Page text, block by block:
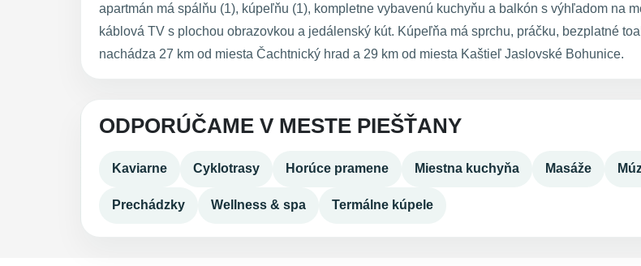
apartmán má spálňu (1), kúpeľňu (1), kompletne vybavenú kuchyňu a balkón s výhľadom na
káblová TV s plochou obrazovkou a jedálenský kút. Kúpeľňa má sprchu, práčku, bezplatné
nachádza 27 km od miesta Čachtnický hrad a 29 km od miesta Kaštieľ Jaslovské Bohunice.
ODPORÚČAME V MESTE PIEŠŤANY
Kaviarne Cyklotrasy Horúce pramene Miestna kuchyňa Masáže
Prechádzky Wellness & spa Termálne kúpele